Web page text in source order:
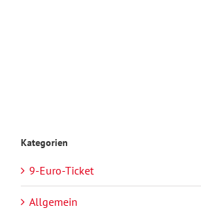
Kategorien
9-Euro-Ticket
Allgemein